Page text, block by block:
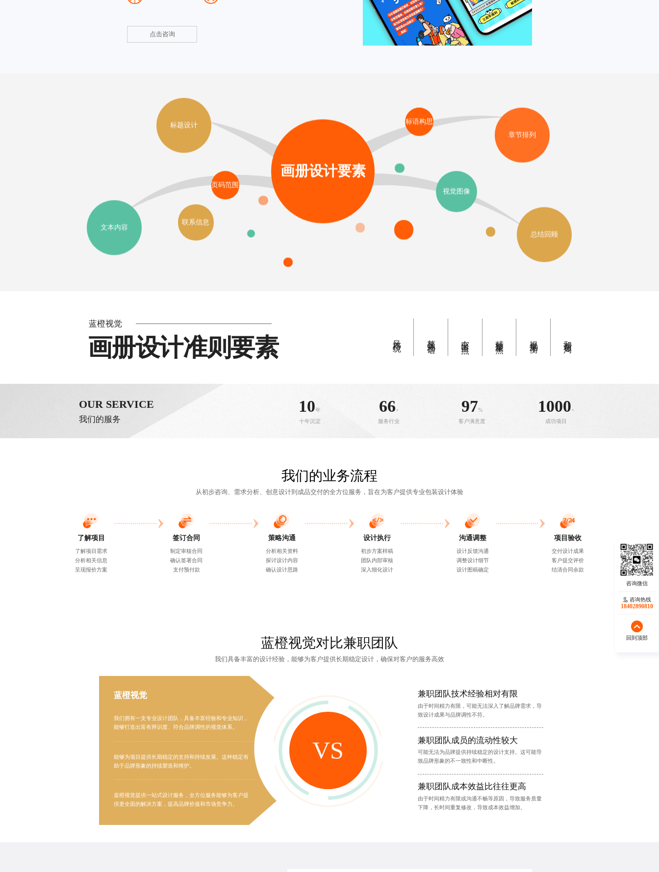
点击咨询
标题设计 标语构思
章节排列
页码范围
视觉图像
文本内容
联系信息
总结回顾
画册设计要素
蓝橙视觉
画册设计准则要素
OUR SERVICE
我们的服务
10年
十年沉淀
66+
服务行业
97%
客户满意度
1000+
成功项目
我们的业务流程
从初步咨询、需求分析、创意设计到成品交付的全方位服务，旨在为客户提供专业包装设计体验
了解项目
了解项目需求
分析相关信息
呈现报价方案
签订合同
制定审核合同
确认签署合同
支付预付款
策略沟通
分析相关资料
探讨设计内容
确认设计思路
设计执行
初步方案样稿
团队内部审核
深入细化设计
沟通调整
设计反馈沟通
调整设计细节
设计图稿确定
项目验收
交付设计成果
客户提交评价
结清合同余款
蓝橙视觉对比兼职团队
我们具备丰富的设计经验，能够为客户提供长期稳定设计 ，确保对客户的服务高效
蓝橙视觉
我们拥有一支专业设计团队，具备丰富经验和专业知识，
能够打造出富有辨识度、符合品牌调性的视觉体系。
能够为项目提供长期稳定的支持和持续发展。这种稳定有
助于品牌形象的持续塑造和维护。
蓝橙视觉提供一站式设计服务，全方位服务能够为客户提
供更全面的解决方案，提高品牌价值和市场竞争力。
VS
兼职团队技术经验相对有限
由于时间精力有限，可能无法深入了解品牌需求，导
致设计成果与品牌调性不符。
兼职团队成员的流动性较大
可能无法为品牌提供持续稳定的设计支持。这可能导
致品牌形象的不一致性和中断性。
兼职团队成本效益比往往更高
由于时间精力有限或沟通不畅等原因，导致服务质量
下降，长时间重复修改，导致成本效益增加。
咨询热线
17723342546
回到顶部
咨询热线
18402890810
回到顶部